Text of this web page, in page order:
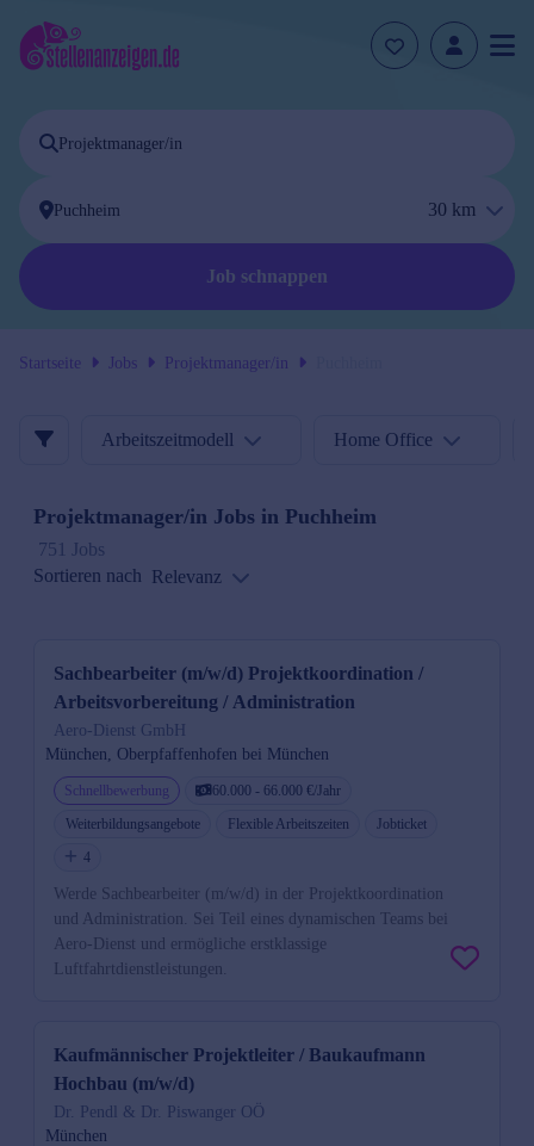
30 km
Job schnappen
Startseite Jobs Projektmanager/in
Arbeitszeitmodell Home Office
Projektmanager/in Jobs in Puchheim
751 Jobs
Sortieren nach Relevanz
Sachbearbeiter (m/w/d) Projektkoordination /
Arbeitsvorbereitung / Administration
Aero-Dienst GmbH
München, Oberpfaffenhofen bei München
Schnellbewerbung
60.000 - 66.000 €/Jahr
Weiterbildungsangebote
Flexible Arbeitszeiten
Jobticket
4
Werde Sachbearbeiter (m/w/d) in der Projektkoordination
und Administration. Sei Teil eines dynamischen Teams bei
Aero-Dienst und ermögliche erstklassige
Luftfahrtdienstleistungen.
Kaufmännischer Projektleiter / Baukaufmann
Hochbau (m/w/d)
Dr. Pendl & Dr. Piswanger OÖ
München